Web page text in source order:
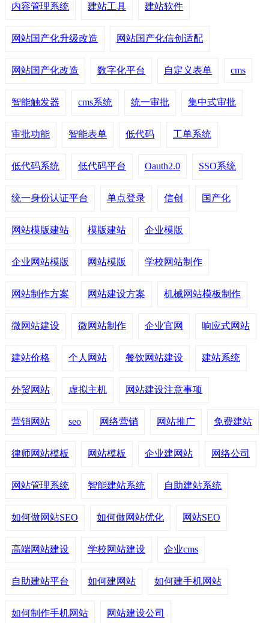
内容管理系统 建站工具 建站软件
网站国产化升级改造 网站国产化信创适配
网站国产化改造 数字化平台 自定义表单 cms
智能触发器 cms系统 统一审批 集中式审批
审批功能 智能表单 低代码 工单系统
低代码系统 低代码平台 Oauth2.0 SSO系统
统一身份认证平台 单点登录 信创 国产化
网站模版建站 模版建站 企业模版
企业网站模版 网站模版 学校网站制作
网站制作方案 网站建设方案 机械网站模板制作
微网站建设 微网站制作 企业官网 响应式网站
建站价格 个人网站 餐饮网站建设 建站系统
外贸网站 虚拟主机 网站建设注意事项
营销网站 seo 网络营销 网站推广 免费建站
律师网站模板 网站模板 企业建网站 网络公司
网站管理系统 智能建站系统 自助建站系统
如何做网站SEO 如何做网站优化 网站SEO
高端网站建设 学校网站建设 企业cms
自助建站平台 如何建网站 如何建手机网站
如何制作手机网站 网站建设公司